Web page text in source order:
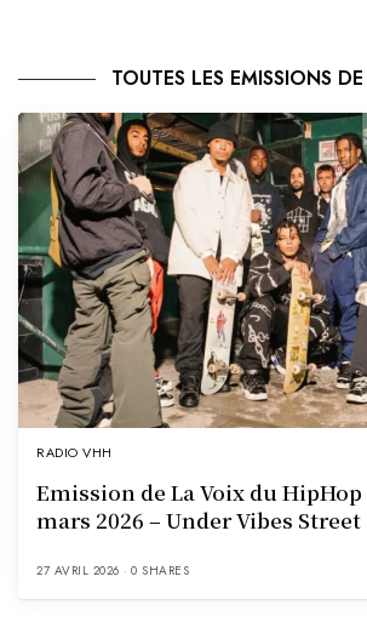
TOUTES LES EMISSIONS
RADIO VHH
Emission de La Voix du
mars 2026 – Under Vibes Street
27 AVRIL 2026 0 SHARES